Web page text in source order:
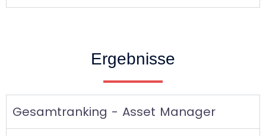
Ergebnisse
Gesamtranking - Asset Manager